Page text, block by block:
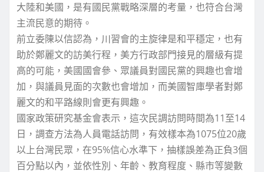
大陸和美國，是有國民黨戰略深層的考量，也符合台灣
主流民意的期待。
前立委陳以信認為，川習會的主旋律是和平穩定，也有
助於鄭麗文的訪美行程，美方行政部門接見的層級有提
高的可能，美國國會參、眾議員對國民黨的興趣也會增
加，與議員見面的次數也會增加，而美國智庫學者對鄭
麗文的和平路線則會更有興趣。
國家政策研究基金會表示，這次民調訪問時間為11至14
日，調查方法為人員電話訪問，有效樣本為1075位20歲
以上台灣民眾，在95%信心水準下，抽樣誤差為正負3個
百分點以內，並依性別、年齡、教育程度、縣市等變數